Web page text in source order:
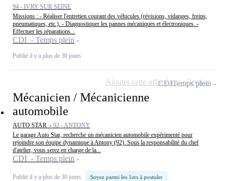
94 - IVRY SUR SEINE
Missions : - Réaliser l'entretien courant des véhicules (révisions, vidanges, freins,
pneumatiques, etc.). - Diagnostiquer les pannes mécaniques et électroniques. -
Effectuer les réparations...
CDI - Temps plein
Publié il y a plus de 30 jours
Mécanicien / Mécanicienne
automobile
AUTO STAR - 92 - ANTONY
Le garage Auto Star, recherche un mécanicien automobile expérimenté pour
rejoindre son équipe dynamique à Antony (92). Sous la responsabilité du chef
d'atelier, vous serez en charge de la...
CDI - Temps plein
Publié il y a plus de 30 jours Soyez parmi les 1ers à postuler
CDITemps plein
Ajouter cette offre à ma sélection